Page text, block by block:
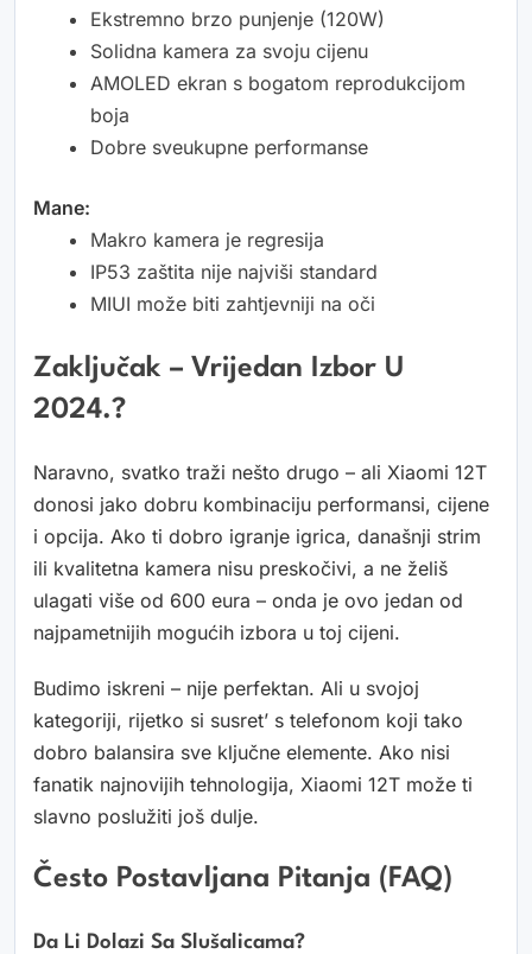
Ekstremno brzo punjenje (120W)
Solidna kamera za svoju cijenu
AMOLED ekran s bogatom reprodukcijom
boja
Dobre sveukupne performanse
Mane:
Makro kamera je regresija
IP53 zaštita nije najviši standard
MIUI može biti zahtjevniji na oči
Zaključak – Vrijedan Izbor U
2024.?
Naravno, svatko traži nešto drugo – ali Xiaomi 12T
donosi jako dobru kombinaciju performansi, cijene
i opcija. Ako ti dobro igranje igrica, današnji strim
ili kvalitetna kamera nisu preskočivi, a ne želiš
ulagati više od 600 eura – onda je ovo jedan od
najpametnijih mogućih izbora u toj cijeni.
Budimo iskreni – nije perfektan. Ali u svojoj
kategoriji, rijetko si susret’ s telefonom koji tako
dobro balansira sve ključne elemente. Ako nisi
fanatik najnovijih tehnologija, Xiaomi 12T može ti
slavno poslužiti još dulje.
Često Postavljana Pitanja (FAQ)
Da Li Dolazi Sa Slušalicama?